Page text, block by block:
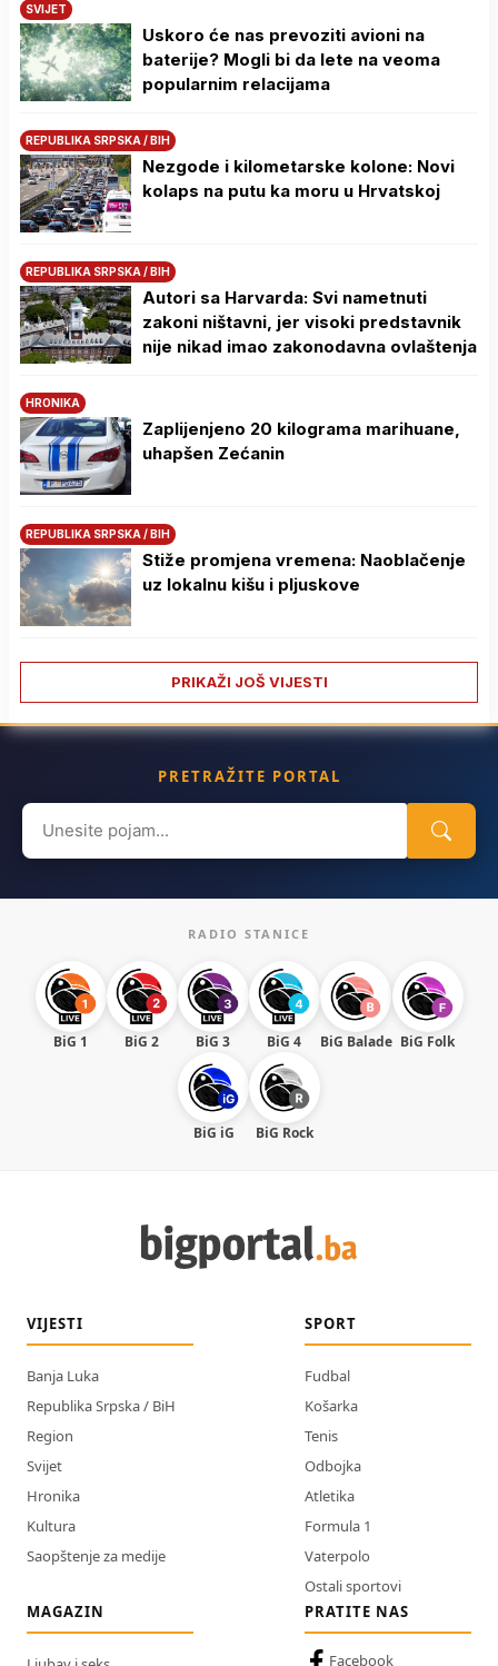
SVIJET
Uskoro će nas prevoziti avioni na
baterije? Mogli bi da lete na veoma
popularnim relacijama
REPUBLIKA SRPSKA / BIH
Nezgode i kilometarske kolone: Novi
kolaps na putu ka moru u Hrvatskoj
REPUBLIKA SRPSKA / BIH
Autori sa Harvarda: Svi nametnuti
zakoni ništavni, jer visoki predstavnik
nije nikad imao zakonodavna ovlaštenja
HRONIKA
Zaplijenjeno 20 kilograma marihuane,
uhapšen Zećanin
REPUBLIKA SRPSKA / BIH
Stiže promjena vremena: Naoblačenje
uz lokalnu kišu i pljuskove
PRIKAŽI JOŠ VIJESTI
PRETRAŽITE PORTAL
Search
for:
RADIO STANICE
BiG 1 BiG 2 BiG 3 BiG 4 BiG Balade BiG Folk
BiG iG BiG Rock
VIJESTI
Banja Luka
Republika Srpska / BiH
Region
Svijet
Hronika
Kultura
Saopštenje za medije
SPORT
Fudbal
Košarka
Tenis
Odbojka
Atletika
Formula 1
Vaterpolo
Ostali sportovi
MAGAZIN
PRATITE NAS
Facebook